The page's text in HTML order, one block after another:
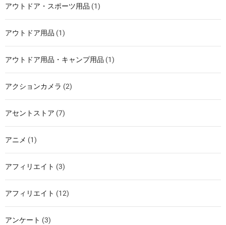
アウトドア・スポーツ用品 (1)
アウトドア用品 (1)
アウトドア用品・キャンプ用品 (1)
アクションカメラ (2)
アセントストア (7)
アニメ (1)
アフィリエイト (3)
アフィリエイト (12)
アンケート (3)